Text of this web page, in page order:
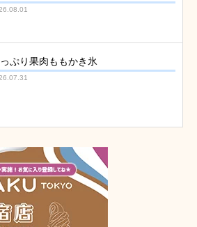
ぷり果肉ももかき氷